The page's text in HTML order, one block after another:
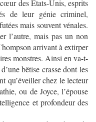
des États-Unis, esprits
de leur génie criminel,
mais souvent vénales.
l’autre, mais pas un non
arrivant à extirper
monstres. Ainsi en va-t-
bêtise crasse dont les
qu’éveiller chez le lecteur
ou de Joyce, l’épouse
et profondeur des